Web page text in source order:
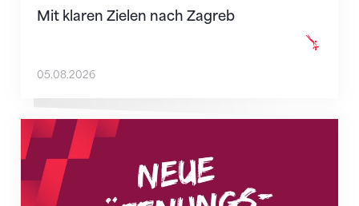
Mit klaren Zielen nach Zagreb
05.08.2026
Neue Empfangszeiten ab 1. August 2026